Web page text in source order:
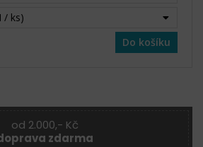
/ ks)
Do košíku
od 2.000,- Kč
zdarma